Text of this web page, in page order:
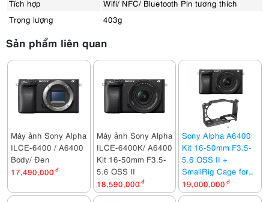
Tích hợp
Wifi/ NFC/ Bluetooth Pin tương thích
Trọng lượng
403g
Sản phẩm liên quan
Máy ảnh Sony Alpha
ILCE-6400 / A6400
Body/ Đen
17,490,000 đ
Máy ảnh Sony Alpha
ILCE-6400K/ A6400
Kit 16-50mm F3.5-
5.6 OSS II
18,590,000 đ
Sony Alpha A6400
Kit 16-50mm F3.5-
5.6 OSS II +
SmallRig Cage for
Sony A6500,
A6400, A6300,
19,000,000 đ